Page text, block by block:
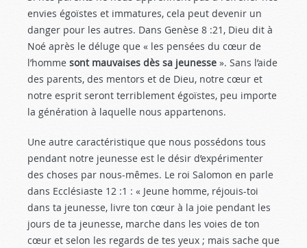
envies égoïstes et immatures, cela peut devenir un
danger pour les autres. Dans Genèse 8 :21 , Dieu dit à
Noé après le déluge que « les pensées du cœur de
l’homme sont mauvaises dès sa jeunesse ». Sans l’aide
des parents, des mentors et de Dieu, notre cœur et
notre esprit seront terriblement égoïstes, peu importe
la génération à laquelle nous appartenons.
Une autre caractéristique que nous possédons tous
pendant notre jeunesse est le désir d’expérimenter
des choses par nous-mêmes. Le roi Salomon en parle
dans Ecclésiaste 12 :1 : « Jeune homme, réjouis-toi
dans ta jeunesse, livre ton cœur à la joie pendant les
jours de ta jeunesse, marche dans les voies de ton
cœur et selon les regards de tes yeux ; mais sache que